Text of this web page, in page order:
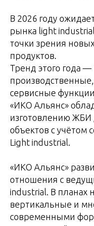
В 2026 году
рынка light
точки зрения
продуктов.
Тренд этого года
сервисные
«ИКО Альянс»
изготовлению ЖБИ
объектов с учётом
Light industrial.
«ИКО Альянс»
отношения с
industrial. В планах
вертикальные и
современными